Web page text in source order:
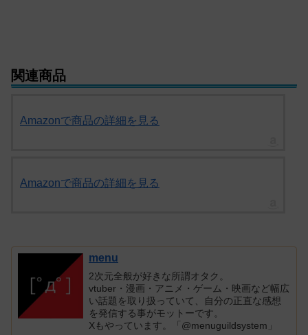
関連商品
Amazonで商品の詳細を見る
Amazonで商品の詳細を見る
menu
2次元全般が好きな所謂オタク。
vtuber・漫画・アニメ・ゲーム・映画など幅広
い話題を取り扱っていて、自分の正直な感想
を発信する事がモットーです。
Xもやっています。「@menuguildsystem」